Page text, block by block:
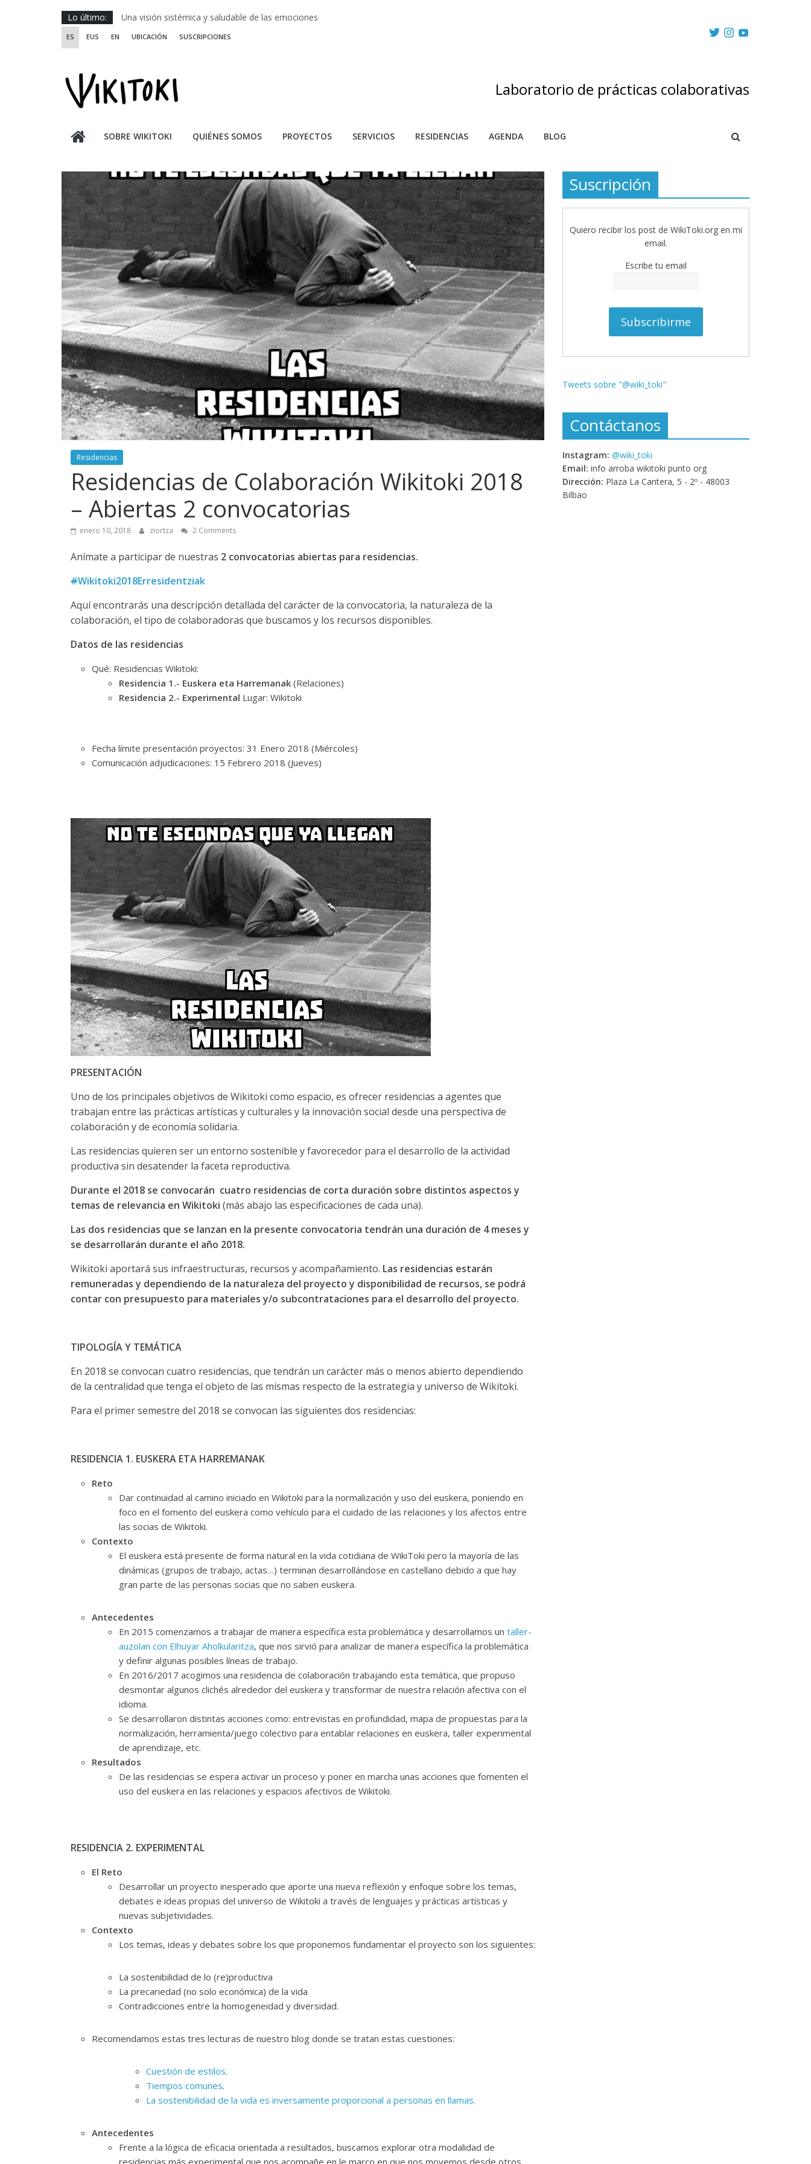
Saltar
contenido
Lo último:
Una visión sistémica y saludable de las emociones
Investigando y haciendo desde-con las artes
ES EUS EN UBICACIÓN SUSCRIPCIONES
Laboratorio de prácticas colaborativas
SOBRE WIKITOKI QUIÉNES SOMOS PROYECTOS SERVICIOS RESIDENCIAS AGENDA BLOG
Residencias
Residencias de Colaboración Wikitoki 2018
– Abiertas 2 convocatorias
enero 10, 2018 ziortza 2 Comments
Anímate a participar de nuestras 2 convocatorias abiertas para residencias.
#Wikitoki2018Erresidentziak
Aquí encontrarás una descripción detallada del carácter de la convocatoria, la naturaleza de la
colaboración, el tipo de colaboradoras que buscamos y los recursos disponibles.
Datos de las residencias
Qué: Residencias Wikitoki:
Residencia 1.- Euskera eta Harremanak (Relaciones)
Residencia 2.- Experimental Lugar: Wikitoki
Fecha límite presentación proyectos: 31 Enero 2018 (Miércoles)
Comunicación adjudicaciones: 15 Febrero 2018 (Jueves)
PRESENTACIÓN
Uno de los principales objetivos de Wikitoki como espacio, es ofrecer residencias a agentes que
trabajan entre las prácticas artísticas y culturales y la innovación social desde una perspectiva de
colaboración y de economía solidaria.
Las residencias quieren ser un entorno sostenible y favorecedor para el desarrollo de la actividad
productiva sin desatender la faceta reproductiva.
Durante el 2018 se convocarán cuatro residencias de corta duración sobre distintos aspectos y
temas de relevancia en Wikitoki (más abajo las especificaciones de cada una).
Las dos residencias que se lanzan en la presente convocatoria tendrán una duración de 4 meses y
se desarrollarán durante el año 2018.
Wikitoki aportará sus infraestructuras, recursos y acompañamiento. Las residencias estarán
remuneradas y dependiendo de la naturaleza del proyecto y disponibilidad de recursos, se podrá
contar con presupuesto para materiales y/o subcontrataciones para el desarrollo del proyecto.
TIPOLOGÍA Y TEMÁTICA
En 2018 se convocan cuatro residencias, que tendrán un carácter más o menos abierto dependiendo
de la centralidad que tenga el objeto de las mismas respecto de la estrategia y universo de Wikitoki.
Para el primer semestre del 2018 se convocan las siguientes dos residencias:
RESIDENCIA 1. EUSKERA ETA HARREMANAK
Reto
Dar continuidad al camino iniciado en Wikitoki para la normalización y uso del euskera, poniendo en
foco en el fomento del euskera como vehículo para el cuidado de las relaciones y los afectos entre
las socias de Wikitoki.
Contexto
El euskera está presente de forma natural en la vida cotidiana de WikiToki pero la mayoría de las
dinámicas (grupos de trabajo, actas…) terminan desarrollándose en castellano debido a que hay
gran parte de las personas socias que no saben euskera.
Antecedentes
En 2015 comenzamos a trabajar de manera específica esta problemática y desarrollamos un taller-
auzolan con Elhuyar Aholkularitza, que nos sirvió para analizar de manera específica la problemática
y definir algunas posibles líneas de trabajo.
En 2016/2017 acogimos una residencia de colaboración trabajando esta temática, que propuso
desmontar algunos clichés alrededor del euskera y transformar de nuestra relación afectiva con el
idioma.
Se desarrollaron distintas acciones como: entrevistas en profundidad, mapa de propuestas para la
normalización, herramienta/juego colectivo para entablar relaciones en euskera, taller experimental
de aprendizaje, etc.
Resultados
De las residencias se espera activar un proceso y poner en marcha unas acciones que fomenten el
uso del euskera en las relaciones y espacios afectivos de Wikitoki.
RESIDENCIA 2. EXPERIMENTAL
El Reto
Desarrollar un proyecto inesperado que aporte una nueva reflexión y enfoque sobre los temas,
debates e ideas propias del universo de Wikitoki a través de lenguajes y prácticas artísticas y
nuevas subjetividades.
Contexto
Los temas, ideas y debates sobre los que proponemos fundamentar el proyecto son los siguientes:
La sostenibilidad de lo (re)productiva
La precariedad (no solo económica) de la vida
Contradicciones entre la homogeneidad y diversidad.
Recomendamos estas tres lecturas de nuestro blog donde se tratan estas cuestiones:
Cuestión de estilos.
Tiempos comunes.
La sostenibilidad de la vida es inversamente proporcional a personas en llamas.
Antecedentes
Frente a la lógica de eficacia orientada a resultados, buscamos explorar otra modalidad de
residencias más experimental que nos acompañe en le marco en que nos movemos desde otros
Suscripción
Quiero recibir los post de WikiToki.org en mi
email.
Escribe tu email
Tweets sobre "@wiki_toki"
Contáctanos
Instagram: @wiki_toki
Email: info arroba wikitoki punto org
Dirección: Plaza La Cantera, 5 - 2º - 48003
Bilbao